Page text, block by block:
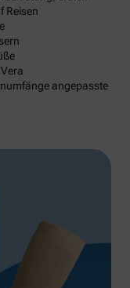
Reisen
angepasste